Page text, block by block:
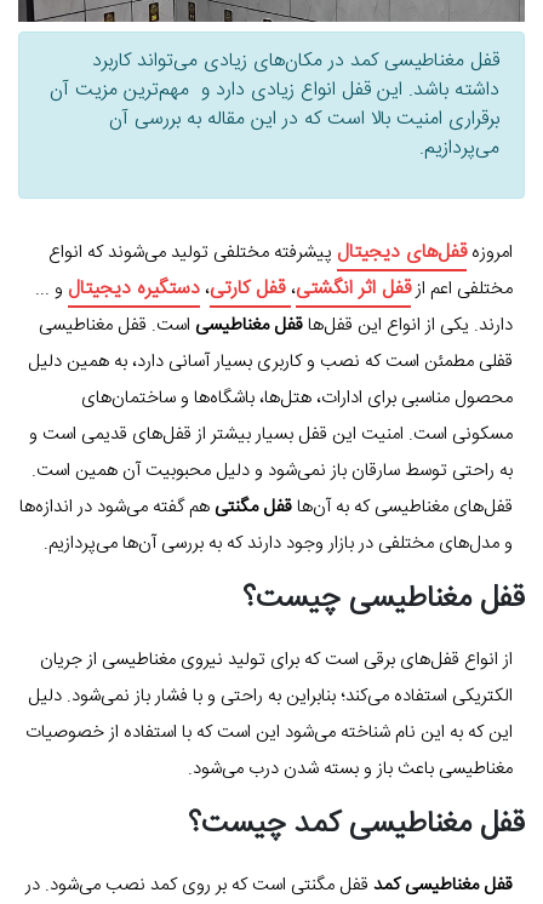
قفل مغناطیسی کمد در مکان‌های زیادی می‌تواند کاربرد
داشته باشد. این قفل انواع زیادی دارد و مهم‌ترین مزیت آن
برقراری امنیت بالا است که در این مقاله به بررسی آن‌
می‌پردازیم.
امروزهقفل‌های دیجیتال پیشرفته مختلفی تولید می‌شوند که انواع
مختلفی اعم ازقفل اثر انگشتی، قفل کارتی، دستگیره دیجیتال و ...
دارند. یکی از انواع این قفل‌هاقفل مغناطیسی است. قفل مغناطیسی
قفلی مطمئن است که نصب و کاربری بسیار آسانی دارد، به همین دلیل
محصول مناسبی برای ادارات، هتل‌ها، باشگاه‌ها و ساختمان‌های
مسکونی است. امنیت این قفل بسیار بیشتر از قفل‌های قدیمی است و
به راحتی توسط سارقان باز نمی‌شود و دلیل محبوبیت آن همین است.
قفل‌های مغناطیسی که به آن‌هاقفل مگنتی هم گفته می‌شود در اندازه‌ها
و مدل‌های مختلفی در بازار وجود دارند که به بررسی آن‌ها می‌پردازیم.
قفل مغناطیسی چیست؟
از انواع قفل‌های برقی است که برای تولید نیروی مغناطیسی از جریان
الکتریکی استفاده می‌کند؛ بنابراین به راحتی و با فشار باز نمی‌شود. دلیل
این که به این نام شناخته می‌شود این است که با استفاده از خصوصیات
مغناطیسی باعث باز و بسته شدن درب می‌شود.
قفل مغناطیسی کمد چیست؟
قفل مغناطیسی کمد قفل مگنتی است که بر روی کمد نصب می‌شود. در